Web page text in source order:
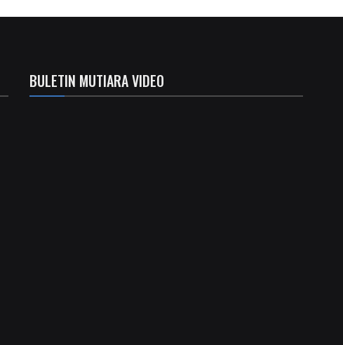
BULETIN MUTIARA VIDEO